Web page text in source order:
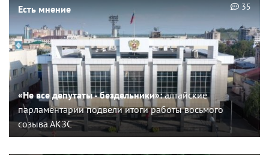
Есть мнение
«Не все депутаты - бездельники»:алтайские
парламентарии подвели итоги работы восьмого
созыва АКЗС
35